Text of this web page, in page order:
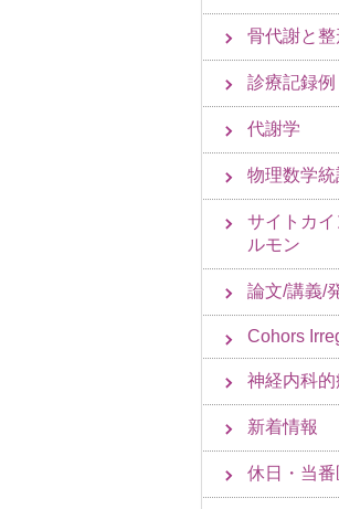
骨代謝と
診療記録例
代謝学
物理数学
サイトカ
ルモン
論文/講義/
Cohors
神経内科的
新着情報
休日・当